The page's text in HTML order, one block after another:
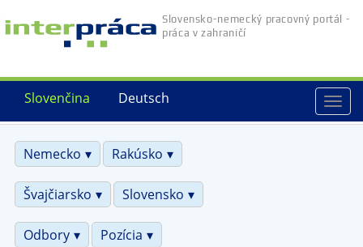
Skip
to
Deutsch
Slovenčina
Slovensko-nemecký pracovný portál -
práca v zahraničí
Nemecko
Rakúsko
Švajčiarsko Slovensko
Odbory Pozícia